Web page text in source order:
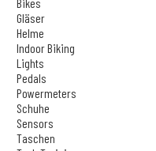
Gläser
Helme
Indoor Biking
Lights
Pedals
Powermeters
Schuhe
Sensors
Taschen